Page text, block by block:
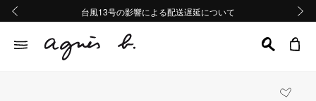
熊本地域地震の影響による配送遅延について
Summer Sale 2buy10%OFF!!
台風13号の影響による配送遅延について
熊本地域地震の影響による配送遅延について
Summer Sale 2buy10%OFF!!